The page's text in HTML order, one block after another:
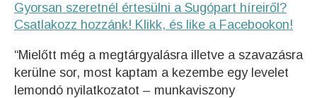
Gyorsan szeretnél értesülni a Sugópart híreiről?
Csatlakozz hozzánk! Klikk, és like a Facebookon!
“Mielőtt még a megtárgyalásra illetve a szavazásra
kerülne sor, most kaptam a kezembe egy levelet
lemondó nyilatkozatot – munkaviszony